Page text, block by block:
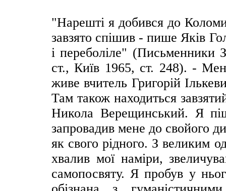
"Нарешті я добився до
завзято спішив - пише Яків
і переболіле" (Письменники
ст., Київ 1965, ст. 248). -
живе вчитель Григорій
Там також находиться
Никола Верещинський. Я
запровадив мене до свойого
як свого рідного. З великим
хвалив мої наміри,
самопосвяту. Я пробув у